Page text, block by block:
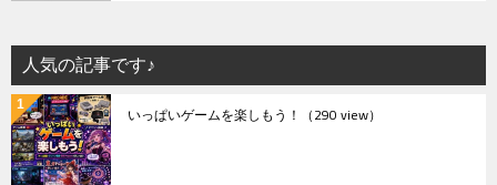
人気の記事です♪
いっぱいゲームを楽しもう！ （290 view）